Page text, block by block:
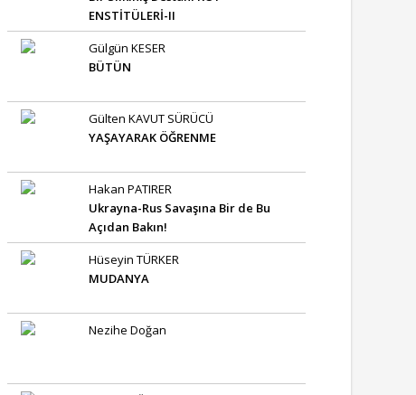
ENSTİTÜLERİ-II
Gülgün KESER
BÜTÜN
Gülten KAVUT SÜRÜCÜ
YAŞAYARAK ÖĞRENME
Hakan PATIRER
Ukrayna-Rus Savaşına Bir de Bu
Açıdan Bakın!
Hüseyin TÜRKER
MUDANYA
Nezihe Doğan